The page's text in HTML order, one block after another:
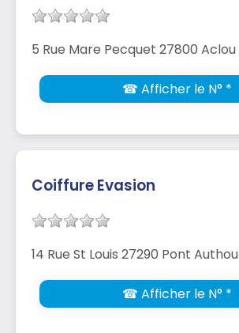
5 Rue Mare Pecquet 27800 Aclou
☎ Afficher le N° *
Coiffure Evasion
14 Rue St Louis 27290 Pont Authou
☎ Afficher le N° *